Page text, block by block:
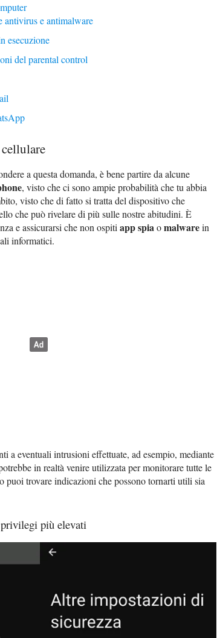
antivirus e antimalware
esecuzione
del parental control
a questa domanda, è bene partire da alcune
, visto che ci sono ampie probabilità che tu abbia
visto che di fatto si tratta del dispositivo che
che può rivelare di più sulle nostre abitudini. È
e assicurarsi che non ospiti app spiaomalwarein
informatici.
a eventuali intrusioni effettuate, ad esempio, mediante
in realtà venire utilizzata per monitorare tutte le
puoi trovare indicazioni che possono tornarti utili sia
più elevati